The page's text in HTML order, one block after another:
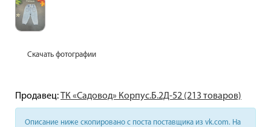
Скачать фотографии
Продавец:ТК «Садовод» Корпус.Б.2Д-52 (213 товаров)
Описание ниже скопировано с поста поставщика из vk.com. На